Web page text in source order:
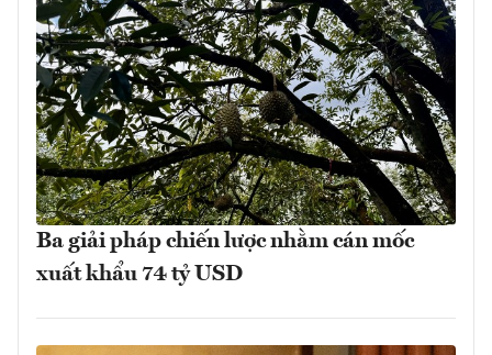
Ba giải pháp chiến lược nhằm cán mốc
xuất khẩu 74 tỷ USD